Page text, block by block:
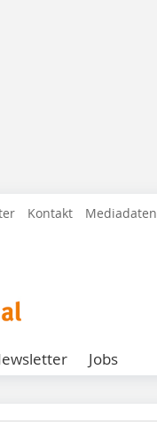
Kontakt Mediadaten
Jobs